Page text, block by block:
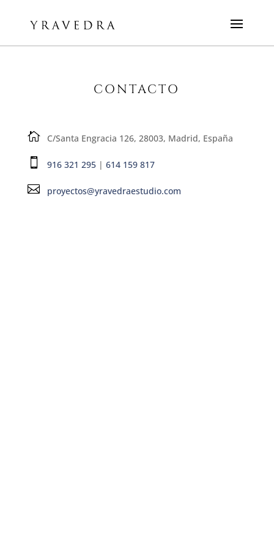
CONTACTO
 C/Santa Engracia 126, 28003, Madrid, España
 916 321 295| 614 159 817
 proyectos@yravedraestudio.com